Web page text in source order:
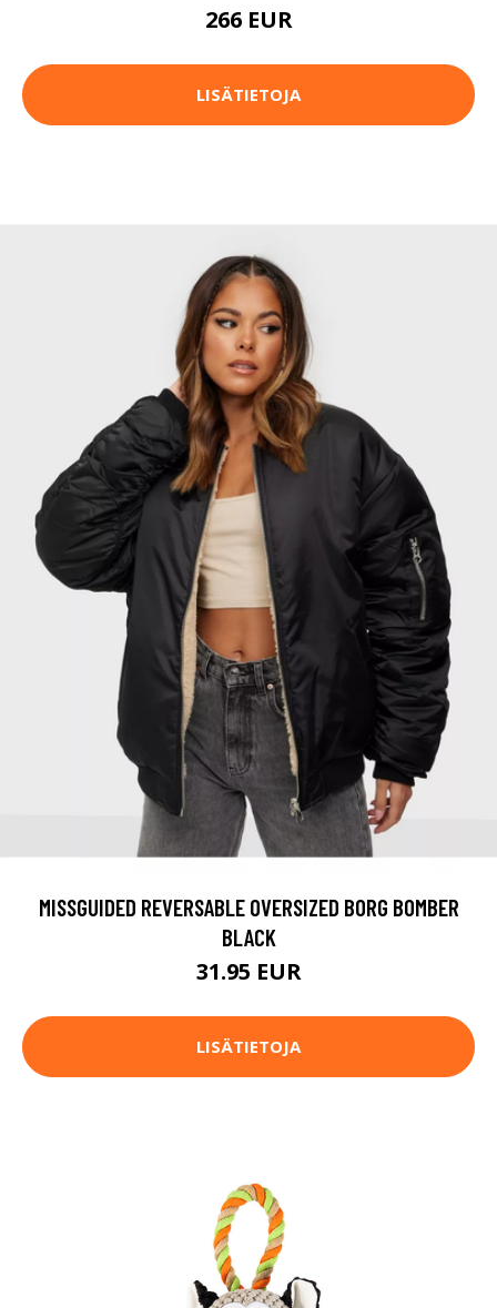
266 EUR
LISÄTIETOJA
MISSGUIDED REVERSABLE OVERSIZED BORG BOMBER
BLACK
31.95 EUR
LISÄTIETOJA